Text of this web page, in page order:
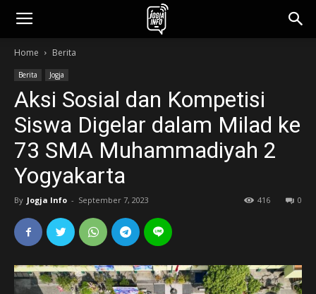
jogjainfo.id
Home Berita
Berita Jogja
Aksi Sosial dan Kompetisi
Siswa Digelar dalam Milad ke
73 SMA Muhammadiyah 2
Yogyakarta
By Jogja Info - September 7, 2023 0
416